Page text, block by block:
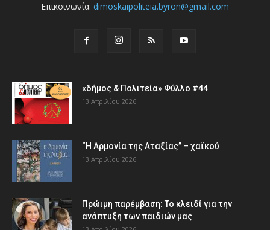
Επικοινωνία: dimoskaipoliteia.byron@gmail.com
«δήμος & Πολιτεία» Φύλλο #44
13 Απριλίου 2026
“Η Αρμονία της Αταξίας” – χαϊκού
13 Απριλίου 2026
Πρώιμη παρέμβαση: Το κλειδί για την
ανάπτυξη των παιδιών µας